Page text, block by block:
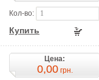
Кол-во:
Купить
Цена:
0,00грн.